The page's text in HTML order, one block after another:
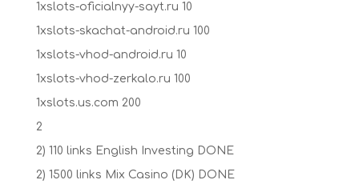
1xslots-oficialnyy-sayt.ru 10
1xslots-skachat-android.ru 100
1xslots-vhod-android.ru 10
1xslots-vhod-zerkalo.ru 100
1xslots.us.com 200
2
2) 110 links English Investing DONE
2) 1500 links Mix Casino (DK) DONE